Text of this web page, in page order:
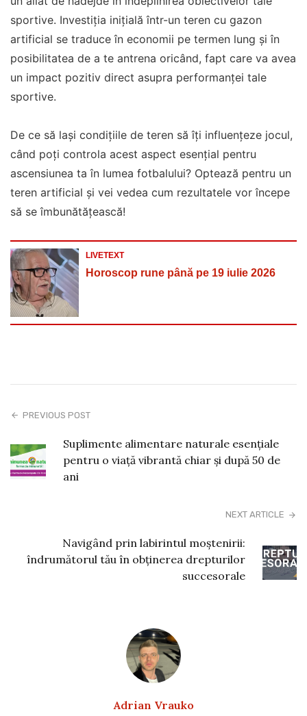
sportive. Investiția inițială într-un teren cu gazon
artificial se traduce în economii pe termen lung și în
posibilitatea de a te antrena oricând, fapt care va avea
un impact pozitiv direct asupra performanței tale
sportive.
De ce să lași condițiile de teren să îți influențeze jocul,
când poți controla acest aspect esențial pentru
ascensiunea ta în lumea fotbalului? Optează pentru un
teren artificial și vei vedea cum rezultatele vor începe
să se îmbunătățească!
LIVETEXT
Horoscop rune până pe 19 iulie 2026
PREVIOUS POST
Suplimente alimentare naturale esențiale
pentru o viață vibrantă chiar și după 50 de
ani
NEXT ARTICLE
Navigând prin labirintul moștenirii:
îndrumătorul tău în obținerea drepturilor
succesorale
Adrian Vrauko